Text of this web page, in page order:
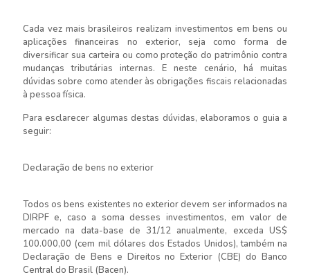
Cada vez mais brasileiros realizam investimentos em bens ou
aplicações financeiras no exterior, seja como forma de
diversificar sua carteira ou como proteção do patrimônio contra
mudanças tributárias internas. E neste cenário, há muitas
dúvidas sobre como atender às obrigações fiscais relacionadas
à pessoa física.
Para esclarecer algumas destas dúvidas, elaboramos o guia a
seguir:
Declaração de bens no exterior
Todos os bens existentes no exterior devem ser informados na
DIRPF e, caso a soma desses investimentos, em valor de
mercado na data-base de 31/12 anualmente, exceda US$
100.000,00 (cem mil dólares dos Estados Unidos), também na
Declaração de Bens e Direitos no Exterior (CBE) do Banco
Central do Brasil (Bacen).